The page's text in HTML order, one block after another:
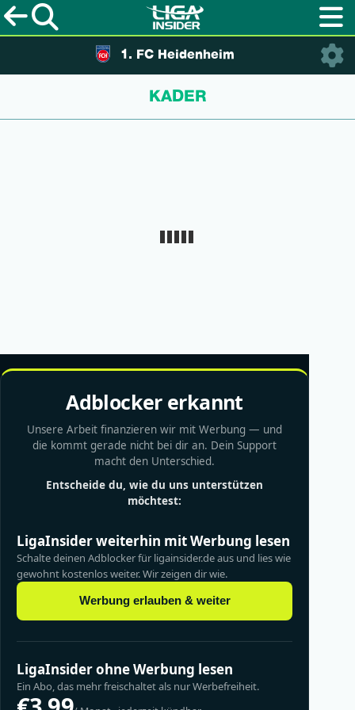
1. FC Heidenheim
KADER
Adblocker erkannt
Unsere Arbeit finanzieren wir mit Werbung — und
die kommt gerade nicht bei dir an. Dein Support
macht den Unterschied.
Entscheide du, wie du uns unterstützen
möchtest:
LigaInsider weiterhin mit Werbung lesen
Schalte deinen Adblocker für ligainsider.de aus und lies wie
gewohnt kostenlos weiter. Wir zeigen dir wie.
Werbung erlauben & weiter
LigaInsider ohne Werbung lesen
Ein Abo, das mehr freischaltet als nur Werbefreiheit.